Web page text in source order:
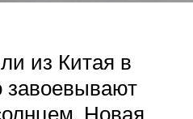
из Китая в
завоевывают
Новая